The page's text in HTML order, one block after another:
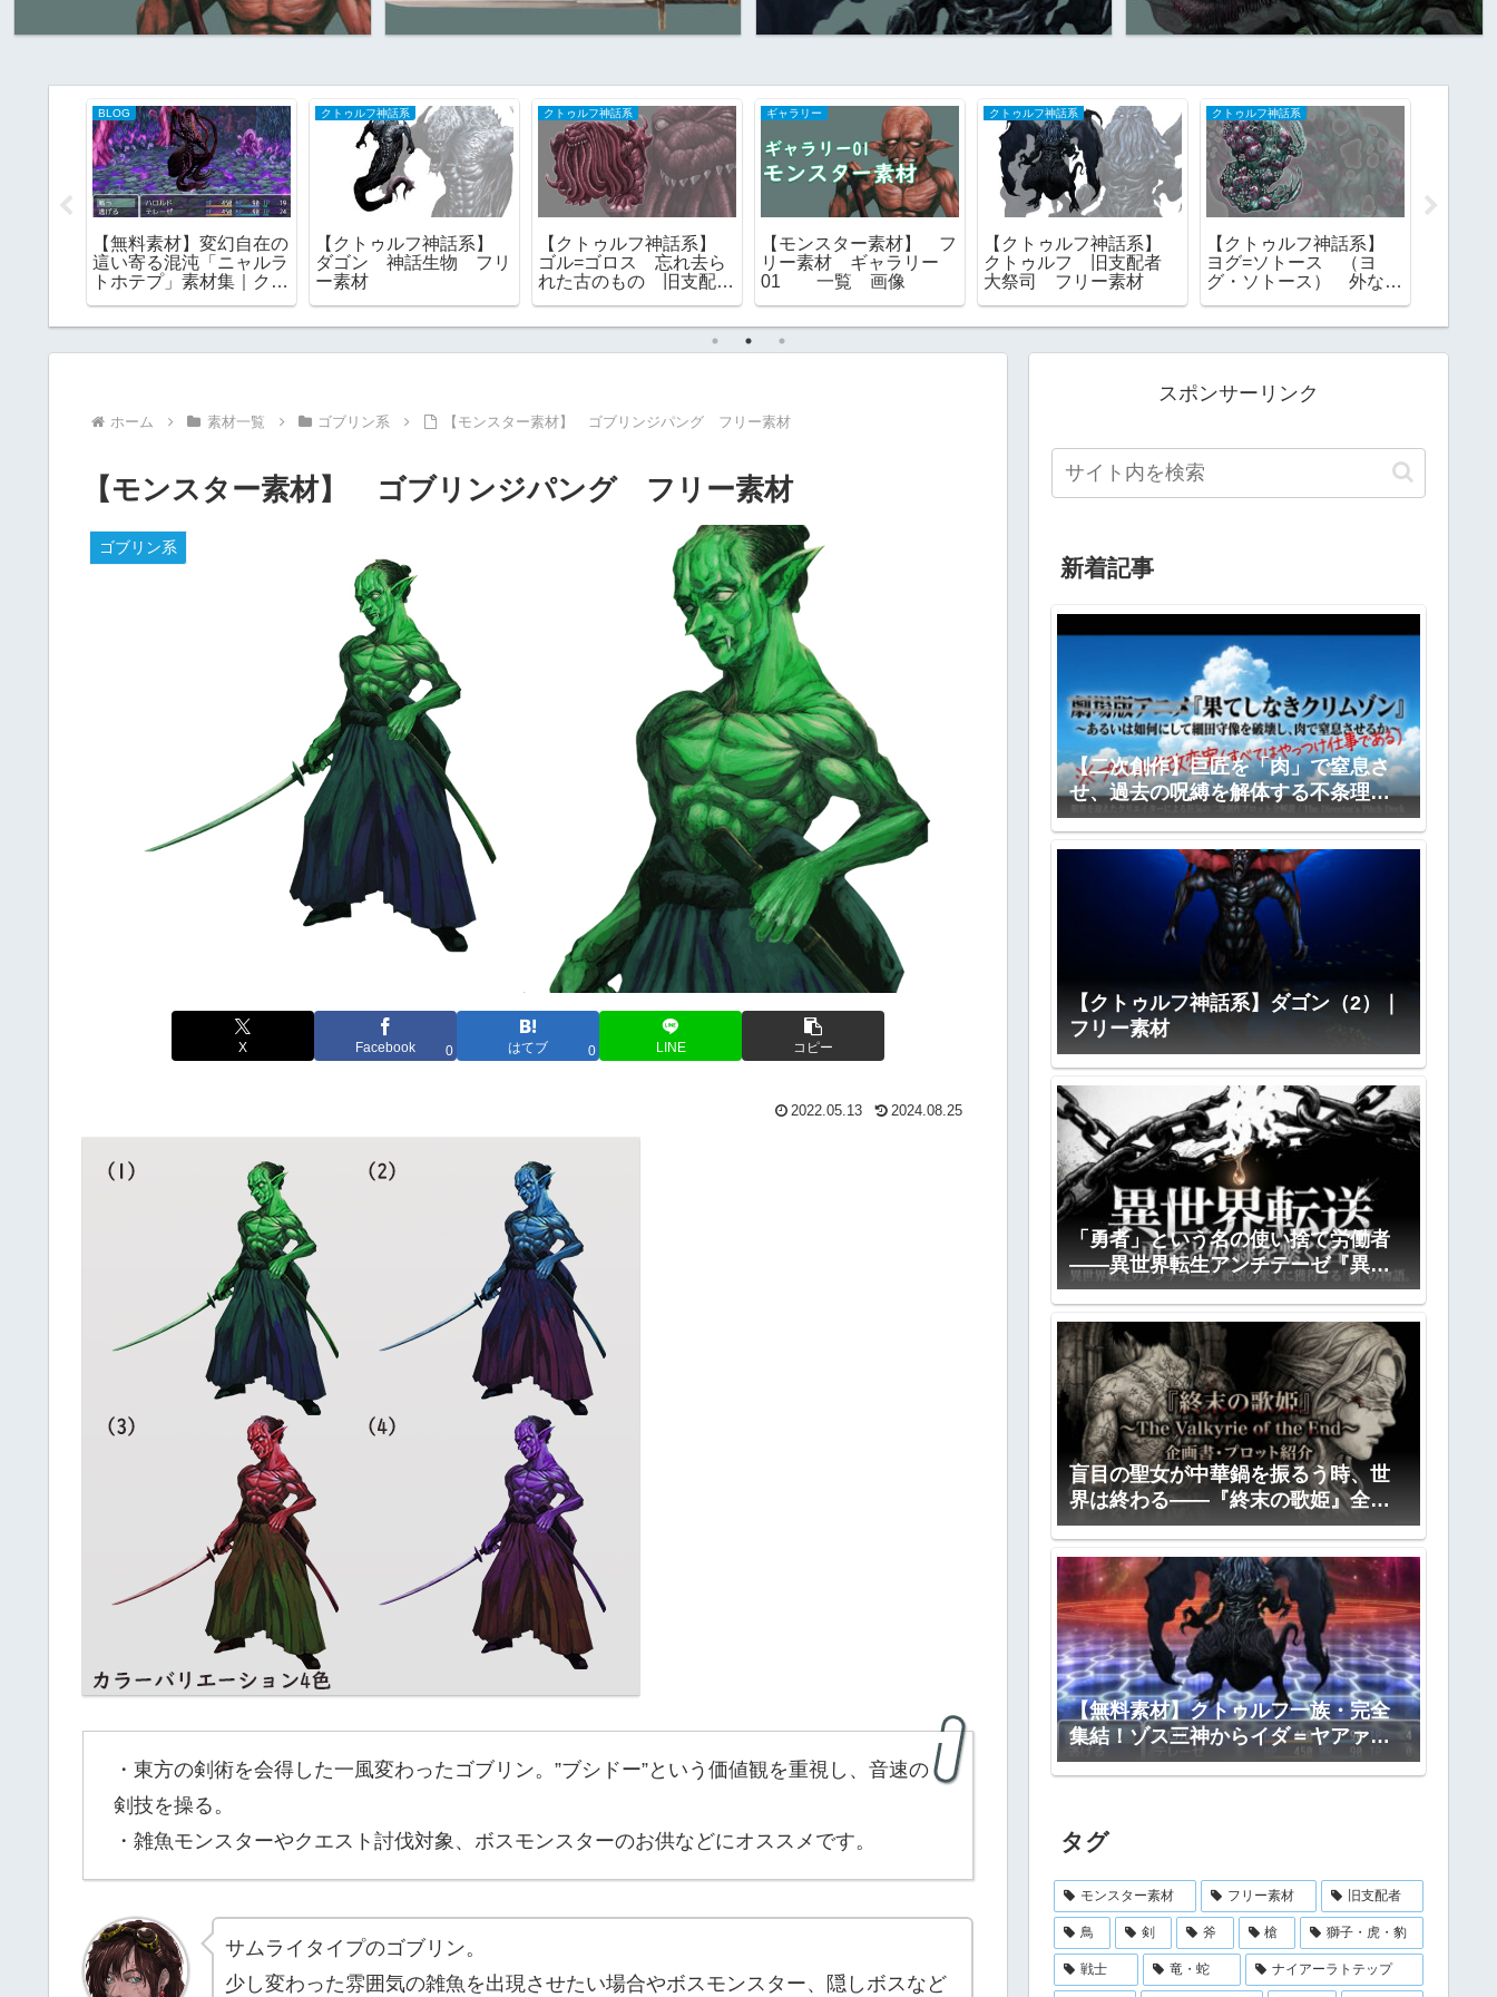
BLOG
【無料素材】変幻自在の
這い寄る混沌「ニャルラ
トホテプ」素材集｜クト
クトゥルフ神話系
【クトゥルフ神話系】
ダゴン 神話生物 フリ
ー素材
クトゥルフ神話系
【クトゥルフ神話系】
ゴル=ゴロス 忘れ去ら
れた古のもの 旧支配
ギャラリー
【モンスター素材】 フ
リー素材 ギャラリー
01 一覧 画像
クトゥルフ神話系
【クトゥルフ神話系】
クトゥルフ 旧支配者
大祭司 フリー素材
クトゥルフ神話系
【クトゥルフ神話系】
ヨグ=ソトース （ヨ
グ・ソトース） 外なる
ホーム 素材一覧 ゴブリン系 【モンスター素材】 ゴブリンジパング フリー素材
【モンスター素材】 ゴブリンジパング フリー素材
ゴブリン系
X Facebook 0 はてブ 0 LINE コピー
2022.05.13 2024.08.25
・東方の剣術を会得した一風変わったゴブリン。”ブシドー”という価値観を重視し、音速の
剣技を操る。
・雑魚モンスターやクエスト討伐対象、ボスモンスターのお供などにオススメです。
サムライタイプのゴブリン。
少し変わった雰囲気の雑魚を出現させたい場合やボスモンスター、隠しボスなど
スポンサーリンク
新着記事
【二次創作】巨匠を「肉」で窒息さ
せ、過去の呪縛を解体する不条理劇
―『果てしなきクリムゾン』全プロ
ット公開
【クトゥルフ神話系】ダゴン（2）｜
フリー素材
「勇者」という名の使い捨て労働者
――異世界転生アンチテーゼ『異世
界転送』全プロット公開
盲目の聖女が中華鍋を振るう時、世
界は終わる――『終末の歌姫』全プ
ロット公開
【無料素材】クトゥルフ一族・完全
集結！ゾス三神からイダ＝ヤアァ、
インスマス面まで網羅｜RPGツクー
タグ
モンスター素材 フリー素材 旧支配者
鳥 剣 斧 槍 獅子・虎・豹
戦士 竜・蛇 ナイアーラトテップ